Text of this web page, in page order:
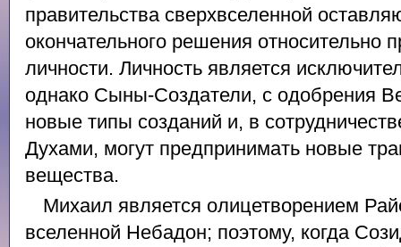
правительства сверхвселенной
окончательного решения относительно
личности. Личность является
однако Сыны-Создатели, с одобрения
новые типы созданий и, в
Духами, могут предпринимать новые
вещества.
Михаил является олицетворением
вселенной Небадон; поэтому, когда